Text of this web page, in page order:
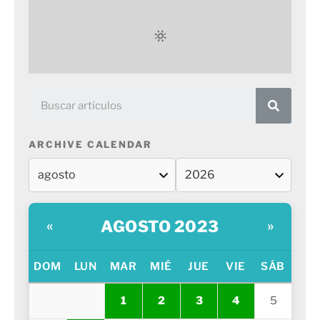
ARCHIVE CALENDAR
« AGOSTO 2023 »
DOM LUN MAR MIÉ JUE VIE SÁB
1 2 3 4 5